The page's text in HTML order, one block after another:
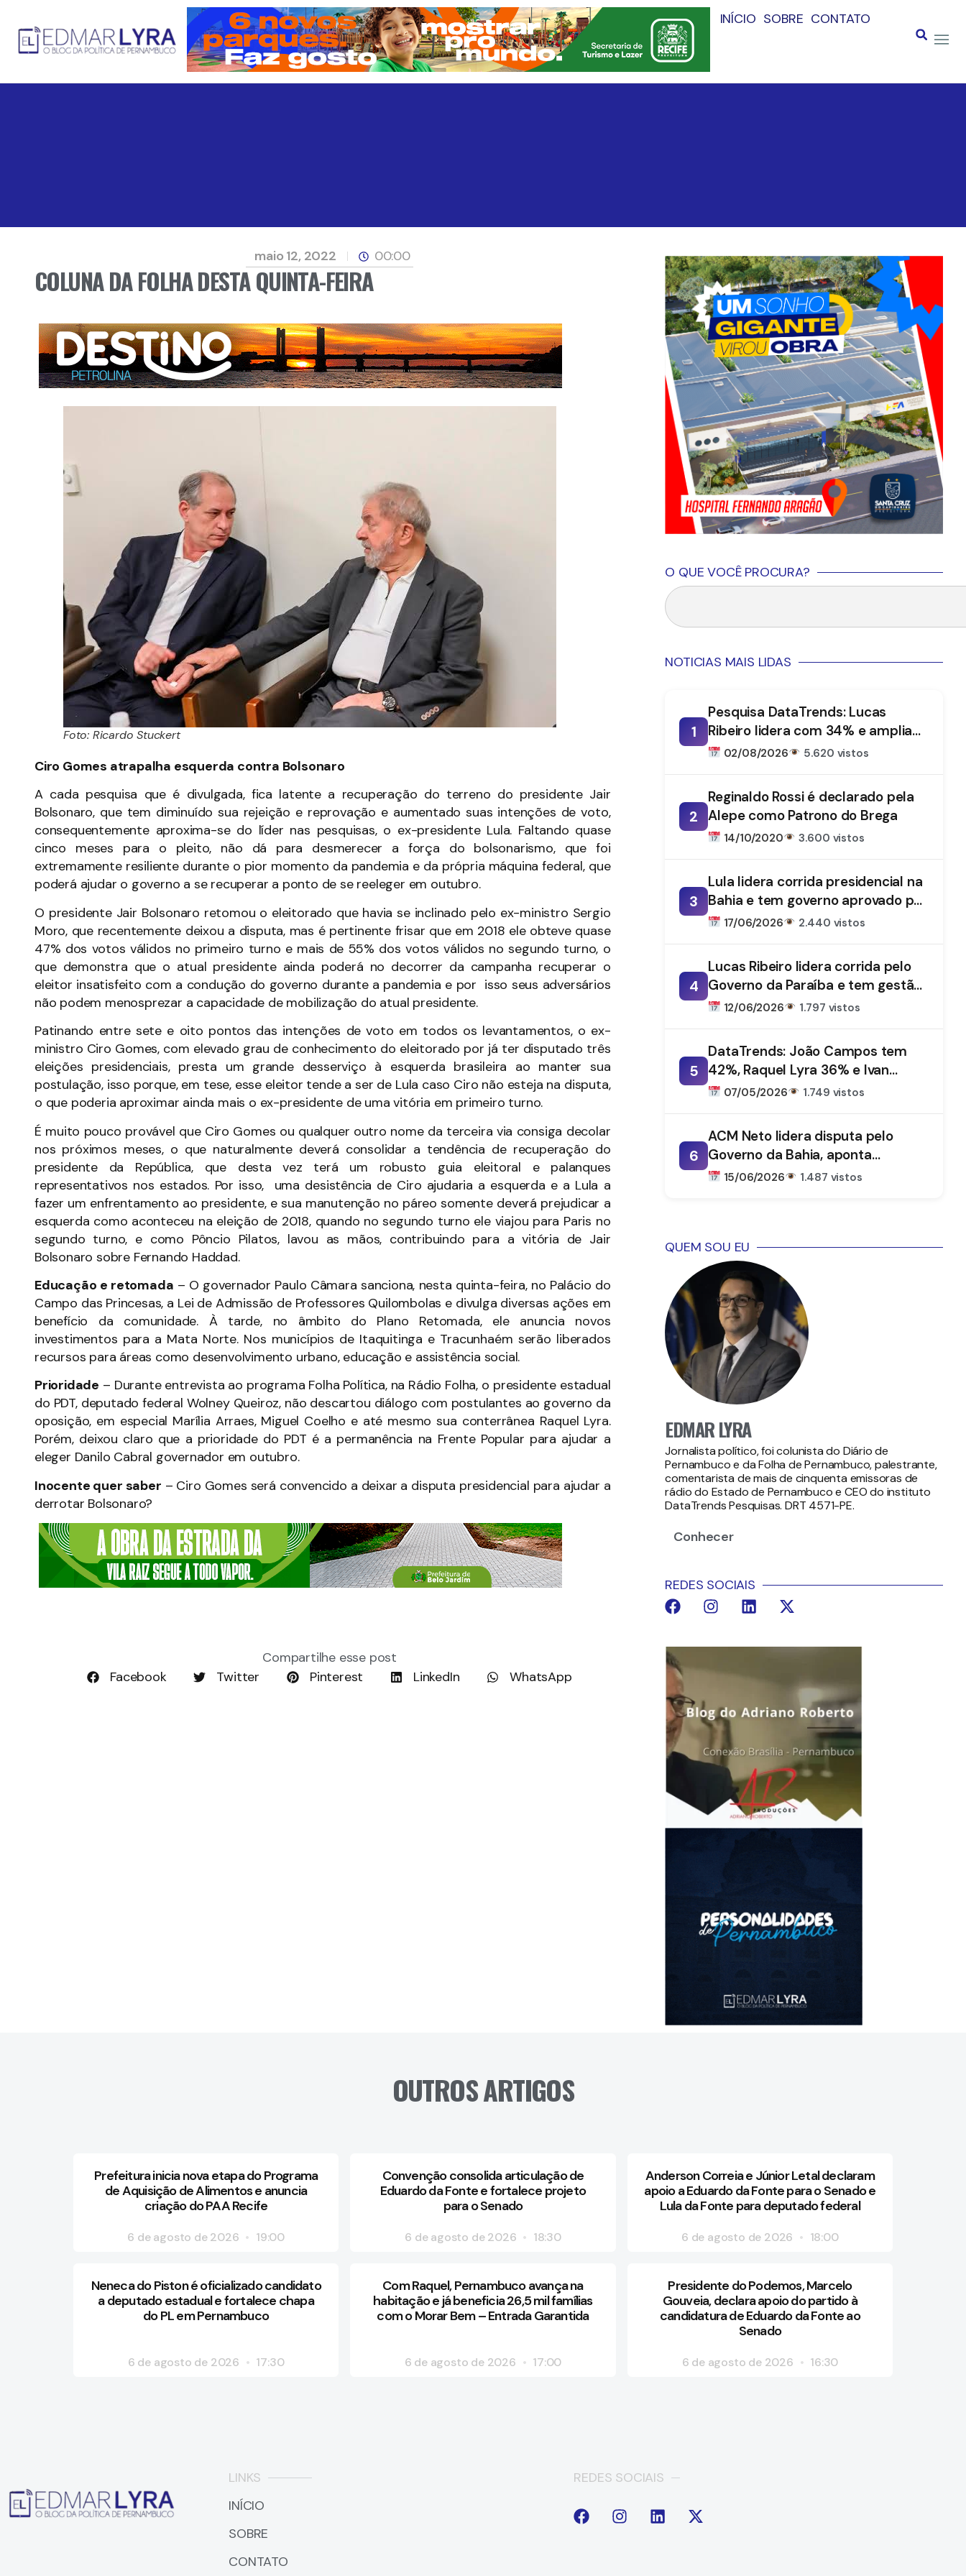
INÍCIO SOBRE CONTATO
maio 12, 2022 00:00
COLUNA DA FOLHA DESTA QUINTA-FEIRA
Foto: Ricardo Stuckert
Ciro Gomes atrapalha esquerda contra Bolsonaro
A cada pesquisa que é divulgada, fica latente a recuperação do terreno do presidente Jair
Bolsonaro, que tem diminuído sua rejeição e reprovação e aumentado suas intenções de voto,
consequentemente aproxima-se do líder nas pesquisas, o ex-presidente Lula. Faltando quase
cinco meses para o pleito, não dá para desmerecer a força do bolsonarismo, que foi
extremamente resiliente durante o pior momento da pandemia e da própria máquina federal, que
poderá ajudar o governo a se recuperar a ponto de se reeleger em outubro.
O presidente Jair Bolsonaro retomou o eleitorado que havia se inclinado pelo ex-ministro Sergio
Moro, que recentemente deixou a disputa, mas é pertinente frisar que em 2018 ele obteve quase
47% dos votos válidos no primeiro turno e mais de 55% dos votos válidos no segundo turno, o
que demonstra que o atual presidente ainda poderá no decorrer da campanha recuperar o
eleitor insatisfeito com a condução do governo durante a pandemia e por isso seus adversários
não podem menosprezar a capacidade de mobilização do atual presidente.
Patinando entre sete e oito pontos das intenções de voto em todos os levantamentos, o ex-
ministro Ciro Gomes, com elevado grau de conhecimento do eleitorado por já ter disputado três
eleições presidenciais, presta um grande desserviço à esquerda brasileira ao manter sua
postulação, isso porque, em tese, esse eleitor tende a ser de Lula caso Ciro não esteja na disputa,
o que poderia aproximar ainda mais o ex-presidente de uma vitória em primeiro turno.
É muito pouco provável que Ciro Gomes ou qualquer outro nome da terceira via consiga decolar
nos próximos meses, o que naturalmente deverá consolidar a tendência de recuperação do
presidente da República, que desta vez terá um robusto guia eleitoral e palanques
representativos nos estados. Por isso, uma desistência de Ciro ajudaria a esquerda e a Lula a
fazer um enfrentamento ao presidente, e sua manutenção no páreo somente deverá prejudicar a
esquerda como aconteceu na eleição de 2018, quando no segundo turno ele viajou para Paris no
segundo turno, e como Pôncio Pilatos, lavou as mãos, contribuindo para a vitória de Jair
Bolsonaro sobre Fernando Haddad.
Educação e retomada – O governador Paulo Câmara sanciona, nesta quinta-feira, no Palácio do
Campo das Princesas, a Lei de Admissão de Professores Quilombolas e divulga diversas ações em
benefício da comunidade. À tarde, no âmbito do Plano Retomada, ele anuncia novos
investimentos para a Mata Norte. Nos municípios de Itaquitinga e Tracunhaém serão liberados
recursos para áreas como desenvolvimento urbano, educação e assistência social.
Prioridade – Durante entrevista ao programa Folha Política, na Rádio Folha, o presidente estadual
do PDT, deputado federal Wolney Queiroz, não descartou diálogo com postulantes ao governo da
oposição, em especial Marília Arraes, Miguel Coelho e até mesmo sua conterrânea Raquel Lyra.
Porém, deixou claro que a prioridade do PDT é a permanência na Frente Popular para ajudar a
eleger Danilo Cabral governador em outubro.
Inocente quer saber – Ciro Gomes será convencido a deixar a disputa presidencial para ajudar a
derrotar Bolsonaro?
Compartilhe esse post
Facebook
Twitter Pinterest LinkedIn WhatsApp
O QUE VOCÊ PROCURA?
NOTICIAS MAIS LIDAS
1
Pesquisa DataTrends: Lucas
Ribeiro lidera com 34% e amplia
vantagem na disputa pelo
02/08/2026 5.620 vistos
2
Reginaldo Rossi é declarado pela
Alepe como Patrono do Brega
14/10/2020 3.600 vistos
3
Lula lidera corrida presidencial na
Bahia e tem governo aprovado por
61%, aponta DataTrends
17/06/2026 2.440 vistos
4
Lucas Ribeiro lidera corrida pelo
Governo da Paraíba e tem gestão
aprovada por 66%, aponta
12/06/2026 1.797 vistos
5
DataTrends: João Campos tem
42%, Raquel Lyra 36% e Ivan
Moraes 1%
07/05/2026 1.749 vistos
6
ACM Neto lidera disputa pelo
Governo da Bahia, aponta
DataTrends
15/06/2026 1.487 vistos
QUEM SOU EU
EDMAR LYRA
Jornalista político, foi colunista do Diário de
Pernambuco e da Folha de Pernambuco, palestrante,
comentarista de mais de cinquenta emissoras de
rádio do Estado de Pernambuco e CEO do instituto
DataTrends Pesquisas. DRT 4571-PE.
Conhecer
REDES SOCIAIS
OUTROS ARTIGOS
Prefeitura inicia nova etapa do Programa
de Aquisição de Alimentos e anuncia
criação do PAA Recife
6 de agosto de 2026 19:00
Convenção consolida articulação de
Eduardo da Fonte e fortalece projeto
para o Senado
6 de agosto de 2026 18:30
Anderson Correia e Júnior Letal declaram
apoio a Eduardo da Fonte para o Senado e
Lula da Fonte para deputado federal
6 de agosto de 2026 18:00
Neneca do Piston é oficializado candidato
a deputado estadual e fortalece chapa
do PL em Pernambuco
6 de agosto de 2026 17:30
Com Raquel, Pernambuco avança na
habitação e já beneficia 26,5 mil famílias
com o Morar Bem – Entrada Garantida
6 de agosto de 2026 17:00
Presidente do Podemos, Marcelo
Gouveia, declara apoio do partido à
candidatura de Eduardo da Fonte ao
Senado
6 de agosto de 2026 16:30
LINKS
INÍCIO
SOBRE
CONTATO
REDES SOCIAIS